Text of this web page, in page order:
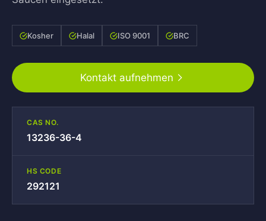
Kosher Halal ISO 9001 BRC
Kontakt aufnehmen
CAS NO.
13236-36-4
HS CODE
292121